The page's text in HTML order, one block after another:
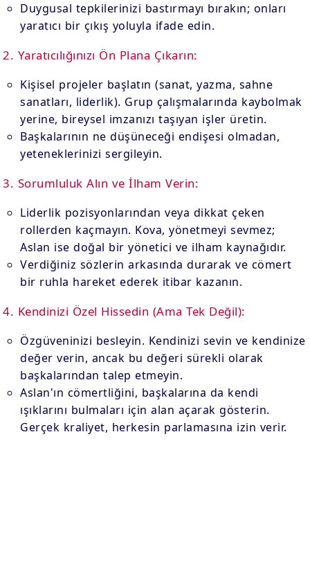
Duygusal tepkilerinizi bastırmayı bırakın; onları
yaratıcı bir çıkış yoluyla ifade edin.
2. Yaratıcılığınızı Ön Plana Çıkarın:
Kişisel projeler başlatın (sanat, yazma, sahne
sanatları, liderlik). Grup çalışmalarında kaybolmak
yerine, bireysel imzanızı taşıyan işler üretin.
Başkalarının ne düşüneceği endişesi olmadan,
yeteneklerinizi sergileyin.
3. Sorumluluk Alın ve İlham Verin:
Liderlik pozisyonlarından veya dikkat çeken
rollerden kaçmayın. Kova, yönetmeyi sevmez;
Aslan ise doğal bir yönetici ve ilham kaynağıdır.
Verdiğiniz sözlerin arkasında durarak ve cömert
bir ruhla hareket ederek itibar kazanın.
4. Kendinizi Özel Hissedin (Ama Tek Değil):
Özgüveninizi besleyin. Kendinizi sevin ve kendinize
değer verin, ancak bu değeri sürekli olarak
başkalarından talep etmeyin.
Aslan'ın cömertliğini, başkalarına da kendi
ışıklarını bulmaları için alan açarak gösterin.
Gerçek kraliyet, herkesin parlamasına izin verir.